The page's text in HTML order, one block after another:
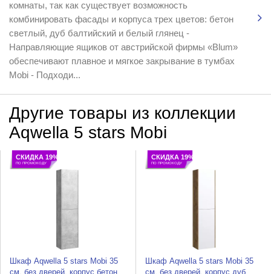
комнаты, так как существует возможность
комбинировать фасады и корпуса трех цветов: бетон
светлый, дуб балтийский и белый глянец -
Направляющие ящиков от австрийской фирмы «Blum»
обеспечивают плавное и мягкое закрывание в тумбах
Mobi - Подходи...
Другие товары из коллекции
Aqwella 5 stars Mobi
СКИДКА 19%
ПО ПРОМОКОДУ
Шкаф Aqwella 5 stars Mobi 35
см, без дверей, корпус бетон
СКИДКА 19%
ПО ПРОМОКОДУ
Шкаф Aqwella 5 stars Mobi 35
см, без дверей, корпус дуб